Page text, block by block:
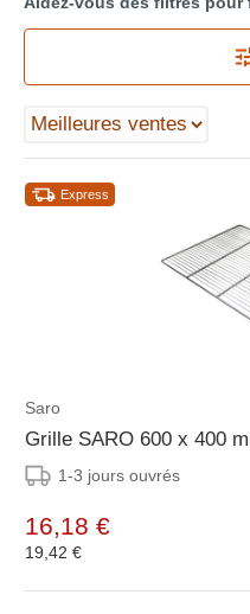
Express
Saro
Grille SARO 600 x 400
1-3 jours ouvrés
16,18 €
19,42 €